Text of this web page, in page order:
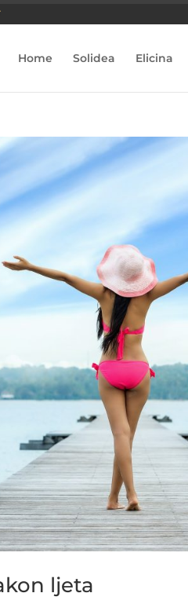
Home Solidea Elicina
ljeta